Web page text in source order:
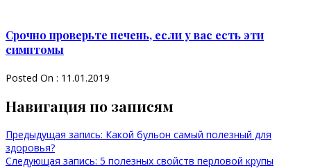
Срочно проверьте печень, если у вас есть эти
симптомы
Posted On : 11.01.2019
Навигация по записям
Предыдущая запись: Какой бульон самый полезный для
здоровья?
Следующая запись: 5 полезных свойств перловой крупы